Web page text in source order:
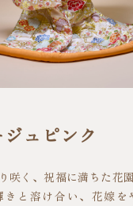
ュピンク
咲く、祝福に満ちた花園
きと溶け合い、花嫁を